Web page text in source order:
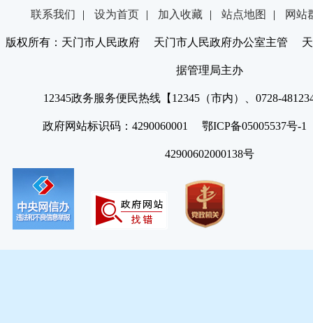
联系我们 | 设为首页 | 加入收藏 | 站点地图 | 网站
版权所有：天门市人民政府 天门市人民政府办公室主管 天
据管理局主办
12345政务服务便民热线【12345（市内）、0728-
政府网站标识码：4290060001 鄂ICP备05005537号
42900602000138号